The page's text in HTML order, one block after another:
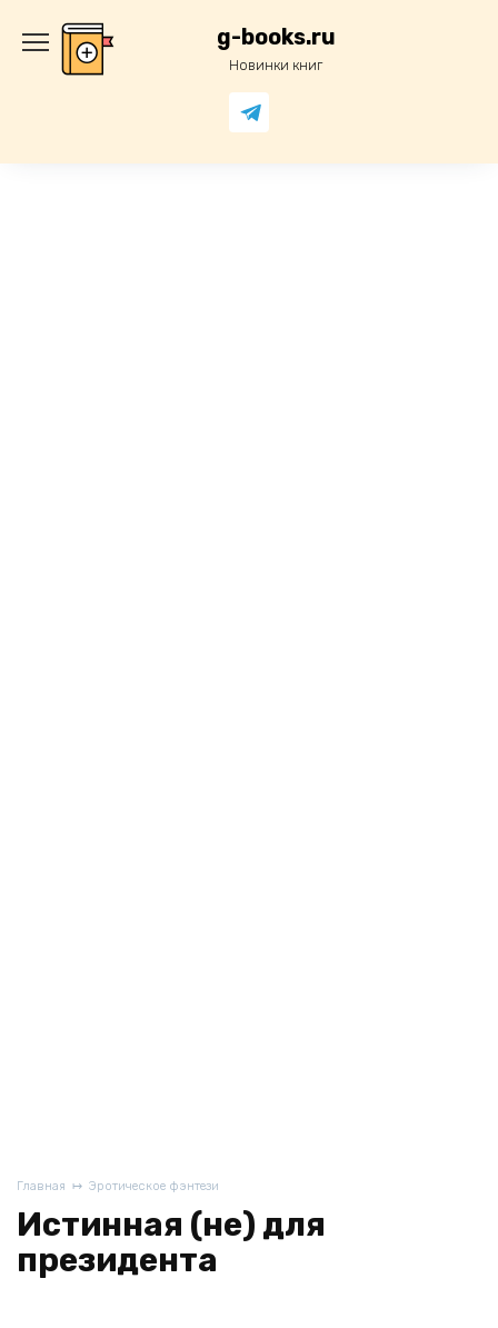
содержанию
g-books.ru
Новинки книг
Главная Эротическое фэнтези
Истинная (не) для
президента